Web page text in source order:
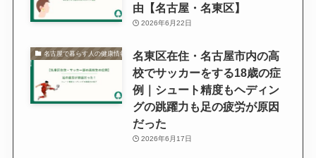
由【名古屋・名東区】
2026年6月22日
名古屋で暮らす人の健康情報
名東区在住・名古屋市内の高
校でサッカーをする18歳の症
例｜シュート精度もヘディン
グの跳躍力も足の疲労が原因
だった
2026年6月17日